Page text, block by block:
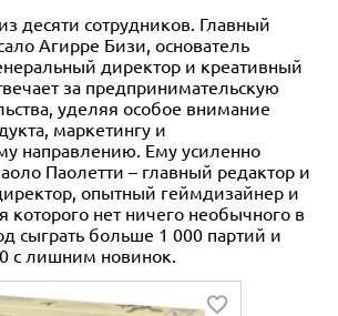
десяти сотрудников. Главный
Агирре Бизи, основатель
директор и креативный
за предпринимательскую
уделяя особое внимание
маркетингу и
направлению. Ему усиленно
Паолетти – главный редактор и
опытный геймдизайнер и
которого нет ничего необычного в
сыграть больше 1 000 партий и
с лишним новинок.